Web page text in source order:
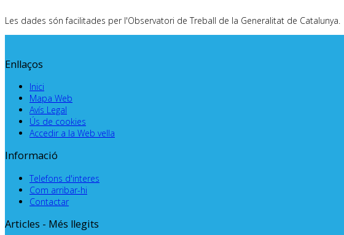
Les dades són facilitades per l'Observatori de Treball de la Generalitat de Catalunya.
Enllaços
Inici
Mapa Web
Avís Legal
Ús de cookies
Accedir a la Web vella
Informació
Telefons d'interes
Com arribar-hi
Contactar
Articles - Més llegits